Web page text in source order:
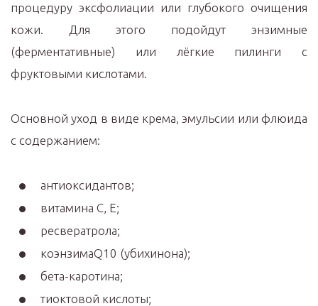
процедуру эксфолиации или глубокого очищения
кожи. Для этого подойдут энзимные
(ферментативные) или лёгкие пилинги с
фруктовыми кислотами.
Основной уход в виде крема, эмульсии или флюида
с содержанием:
антиоксидантов;
витаминa С, Е;
ресвератрола;
коэнзимаQ10 (убихинона);
бета-каротина;
тиоктовой кислоты;